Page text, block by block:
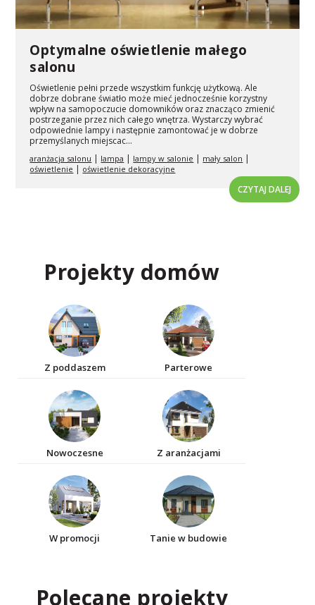
Optymalne oświetlenie małego
salonu
Oświetlenie pełni przede wszystkim funkcję użytkową. Ale
dobrze dobrane światło może mieć jednocześnie korzystny
wpływ na samopoczucie domowników oraz znacząco zmienić
postrzeganie przez nich całego wnętrza. Wystarczy wybrać
odpowiednie lampy i następnie zamontować je w dobrze
przemyślanych miejscac...
aranżacja salonu | lampa | lampy w salonie | mały salon |
oświetlenie | oświetlenie dekoracyjne
CZYTAJ DALEJ
Projekty domów
Z poddaszem Parterowe
Nowoczesne Z aranżacjami
W promocji Tanie w budowie
Polecane projekty